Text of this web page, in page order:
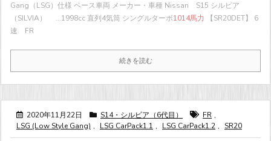
Gang（LSG）仕様 ベース車両 メーカー・車種 Nissan S15 シルビア
（SILVIA） ...1998cc 直列4気筒 シングルターボ1014馬力 【SR20DET】 6
速 FR
続きを読む
2020年11月22日 S14・シルビア（6代目） FR ,
LSG (Low Style Gang) , LSG CarPack1.1 , LSG CarPack1.2 , SR20